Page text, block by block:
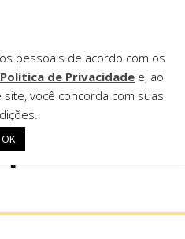
e
pessoais de acordo com os
de Privacidade e, ao
você concorda com suas
OK